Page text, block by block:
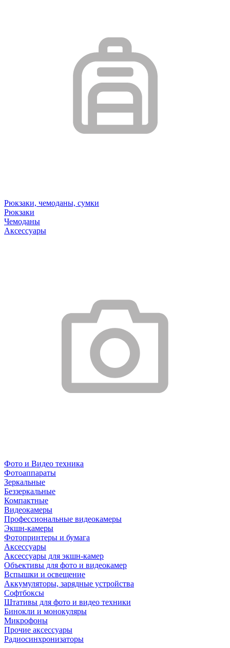
Рюкзаки, чемоданы, сумки
Рюкзаки
Чемоданы
Аксессуары
Фото и Видео техника
Фотоаппараты
Зеркальные
Беззеркальные
Компактные
Видеокамеры
Профессиональные видеокамеры
Экшн-камеры
Фотопринтеры и бумага
Аксессуары
Аксессуары для экшн-камер
Объективы для фото и видеокамер
Вспышки и освещение
Аккумуляторы, зарядные устройства
Софтбоксы
Штативы для фото и видео техники
Бинокли и монокуляры
Микрофоны
Прочие аксессуары
Радиосинхронизаторы